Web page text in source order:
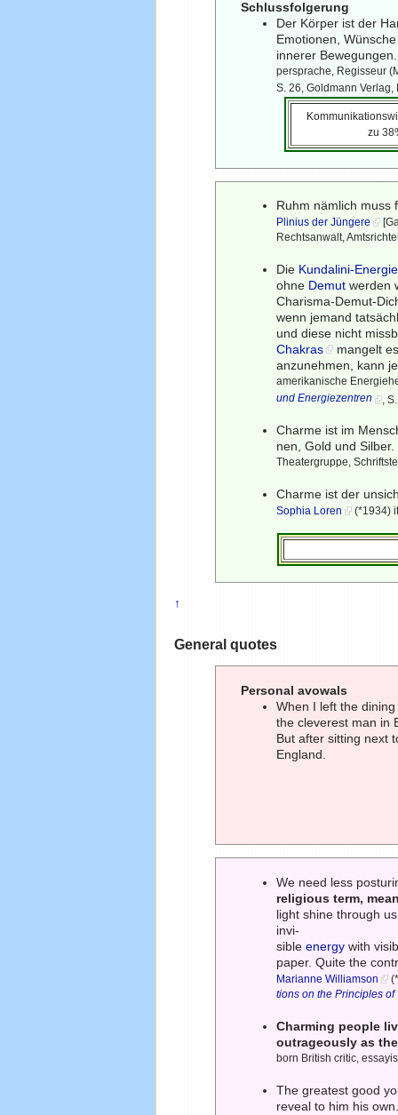
Schlussfolgerung
Der Körper ist der
Emotionen,
innerer
persprache, Regisseur
S. 26, Goldmann
zu
Ruhm nämlich muss
Plinius der Jüngere
Rechtsanwalt,
Die Kundalini-Energie
ohne Demut werden
Charisma-Demut-
wenn jemand
und diese nicht
Chakras
mangelt
anzunehmen, kann
amerikanische
und Energiezentren
,
Charme ist im
nen, Gold und
Theatergruppe,
Charme ist der
Sophia Loren (*1934)
↑
General quotes
Personal avowals
When I left the
the cleverest man in
But after sitting next
England.
We need less
religious term,
light shine through
invi-
sibleenergy with
paper. Quite the
Marianne Williamson
tions on the Principles
Charming people
outrageously as
born British critic,
The greatest good
reveal to him his